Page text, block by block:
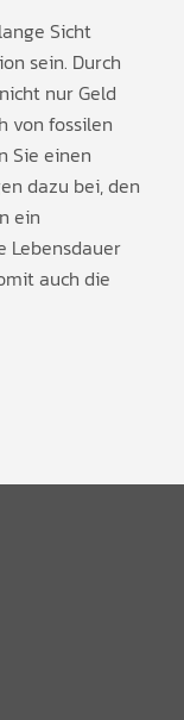
Sicht
sein. Durch
nur Geld
von fossilen
Sie einen
dazu bei, den
ein
Lebensdauer
auch die